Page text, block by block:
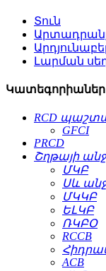
Տուն
Լարման
Կատեգորիաներ
RCD
GFCI
PRCD
Շղթայի
ՄԿԲ
Սև
ՄԿԿԲ
ԵԼԿԲ
ՌԿԲՕ
RCCB
ACB